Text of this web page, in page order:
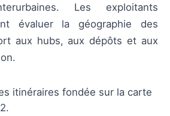
Les exploitants
évaluer la géographie des
aux hubs, aux dépôts et aux
itinéraires fondée sur la carte